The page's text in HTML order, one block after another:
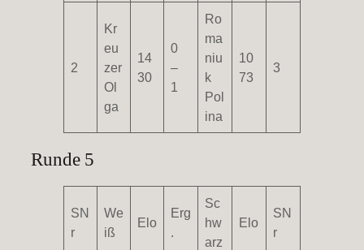
2
Kr
eu
zer
Ol
ga
14
30
0
–
1
Ro
ma
niu
k
Pol
ina
10
73
3
Runde 5
SN
r
We
iß
Elo
Erg
.
Sc
hw
arz
Elo
SN
r